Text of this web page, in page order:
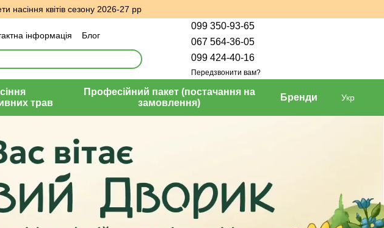
квітів сезону 2026-27 рр
інформація
Блог
099 350-93-65
067 564-36-05
099 424-40-16
Передзвонити вам?
трав
Професійний пакет (постачання на
замовлення)
Бренди Укр